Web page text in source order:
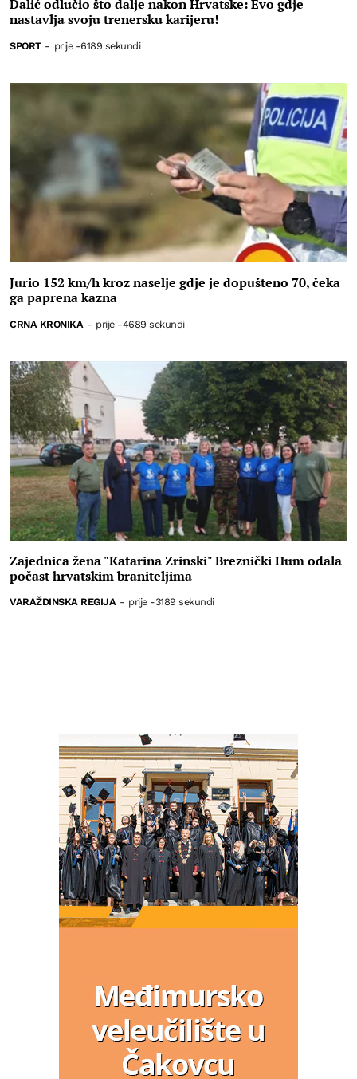
Dalić odlučio što dalje nakon Hrvatske: Evo gdje
nastavlja svoju trenersku karijeru!
SPORT - prije -6189 sekundi
Jurio 152 km/h kroz naselje gdje je dopušteno 70, čeka
ga paprena kazna
CRNA KRONIKA - prije -4689 sekundi
Zajednica žena "Katarina Zrinski" Breznički Hum odala
počast hrvatskim braniteljima
VARAŽDINSKA REGIJA - prije -3189 sekundi